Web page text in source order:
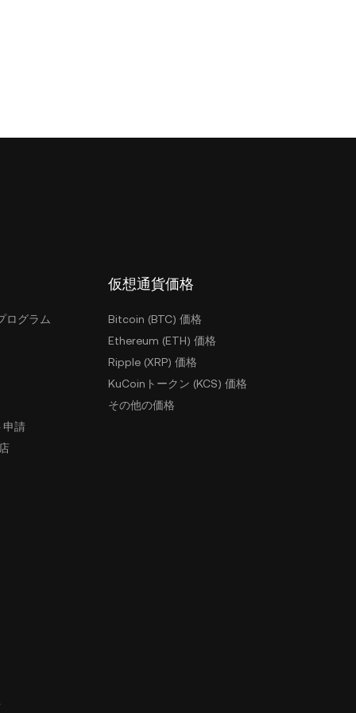
ログラム
申請
仮想通貨価格
Bitcoin (BTC) 価格
Ethereum (ETH) 価格
Ripple (XRP) 価格
KuCoinトークン (KCS) 価格
その他の価格